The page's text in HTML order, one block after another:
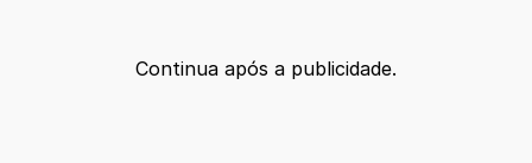
Continua após a publicidade.